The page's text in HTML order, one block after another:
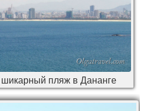
пляж в Дананге